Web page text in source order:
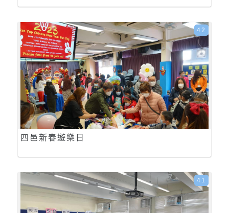
四邑新春遊樂日
42
41